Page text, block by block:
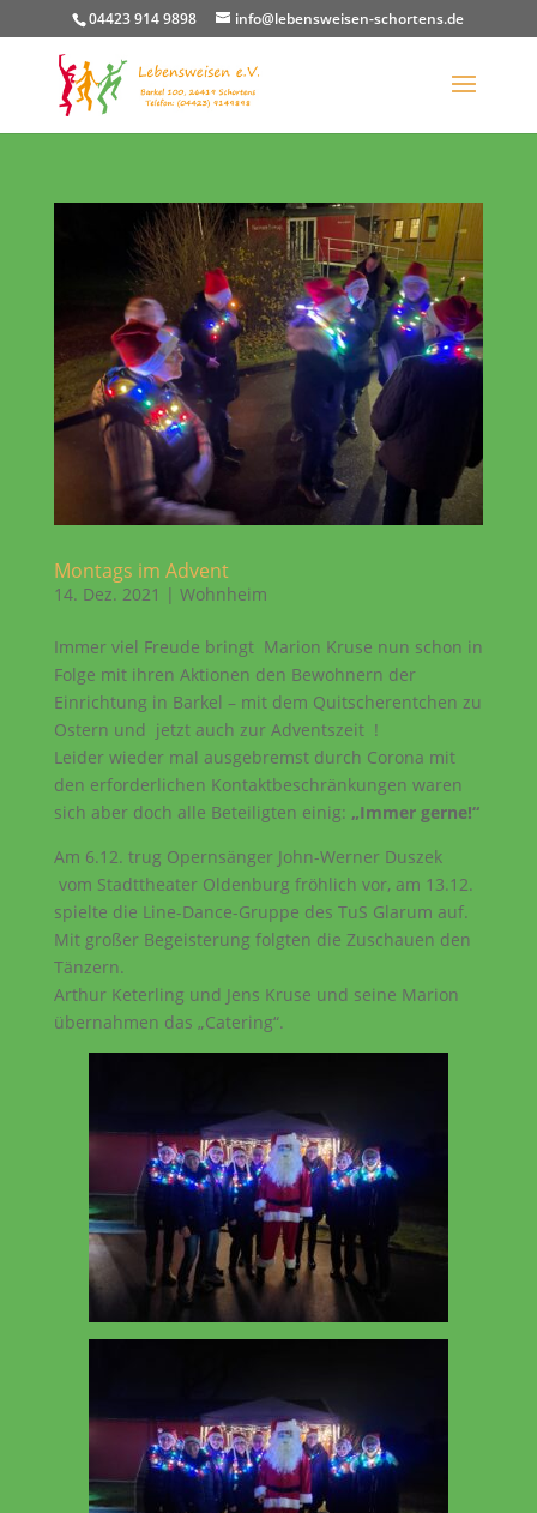
04423 914 9898 info@lebensweisen-schortens.de
Montags im Advent
14. Dez. 2021 | Wohnheim
Immer viel Freude bringt Marion Kruse nun schon in
Folge mit ihren Aktionen den Bewohnern der
Einrichtung in Barkel – mit dem Quitscherentchen zu
Ostern und jetzt auch zur Adventszeit !
Leider wieder mal ausgebremst durch Corona mit
den erforderlichen Kontaktbeschränkungen waren
sich aber doch alle Beteiligten einig: „Immer gerne!“
Am 6.12. trug Opernsänger John-Werner Duszek
vom Stadttheater Oldenburg fröhlich vor, am 13.12.
spielte die Line-Dance-Gruppe des TuS Glarum auf.
Mit großer Begeisterung folgten die Zuschauen den
Tänzern.
Arthur Keterling und Jens Kruse und seine Marion
übernahmen das „Catering“.